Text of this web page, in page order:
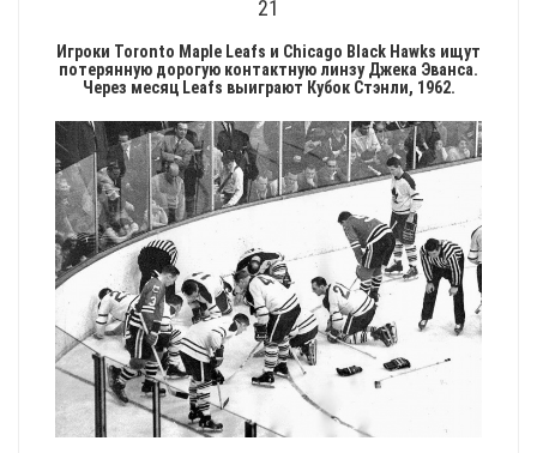
21
Игроки Toronto Maple Leafs и Chicago Black Hawks ищут
потерянную дорогую контактную линзу Джека Эванса.
Через месяц Leafs выиграют Кубок Стэнли, 1962.